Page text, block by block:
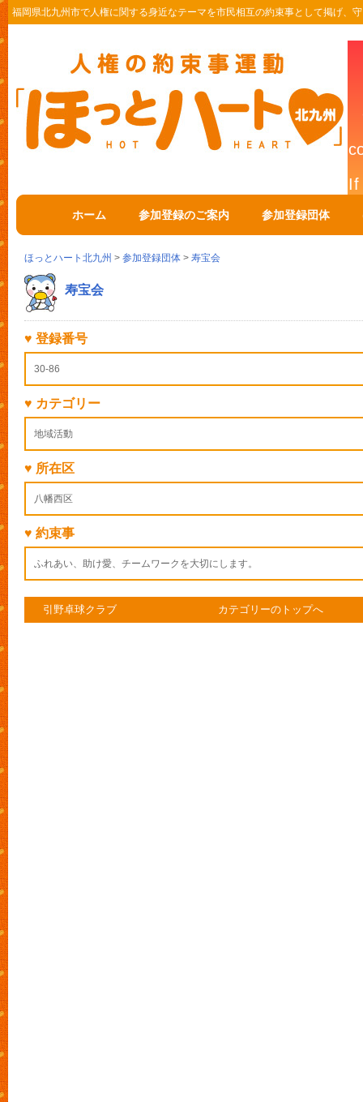
福岡県北九州市で人権に関する身近なテーマを市民相互の約束事として掲げ、
ホーム 参加登録のご案内 参加登録団体
ほっとハート北九州 > 参加登録団体 > 寿宝会
寿宝会
♥ 登録番号
30-86
♥ カテゴリー
地域活動
♥ 所在区
八幡西区
♥ 約束事
ふれあい、助け愛、チームワークを大切にします。
引野卓球クラブ カテゴリーのトップへ